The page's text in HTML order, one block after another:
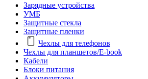
Зарядные устройства
УМБ
Защитные стекла
Защитные пленки
Чехлы для телефонов
Чехлы для планшетов/E-book
Кабели
Блоки питания